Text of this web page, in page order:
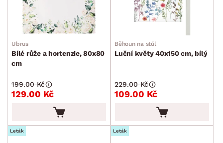
Ubrus
Bílé růže a hortenzie, 80x80
cm
129.00 Kč
199.00 Kč
Běhoun na stůl
Luční květy 40x150 cm, bílý
109.00 Kč
229.00 Kč
Leták Leták